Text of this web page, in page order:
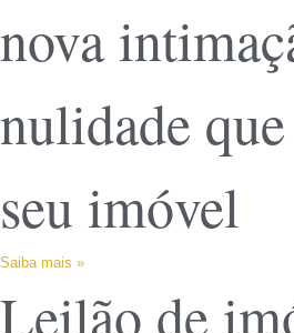
nova
nulidade
seu imóvel
Saiba mais »
Leilão de